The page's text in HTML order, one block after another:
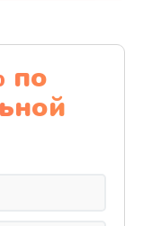
по